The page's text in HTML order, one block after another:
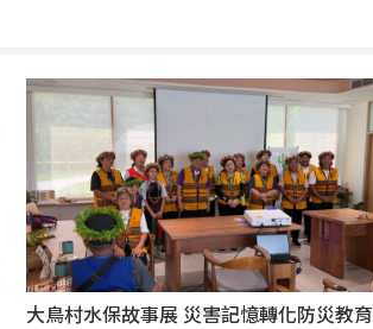
大鳥村水保故事展 災害記憶轉化防災教育